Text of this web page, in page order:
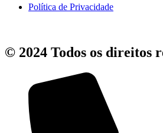
Política de Privacidade
© 2024 Todos os direitos